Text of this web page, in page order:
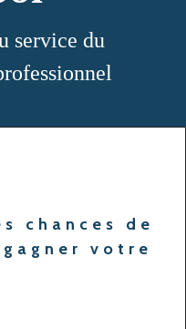
service du
chances de
votre